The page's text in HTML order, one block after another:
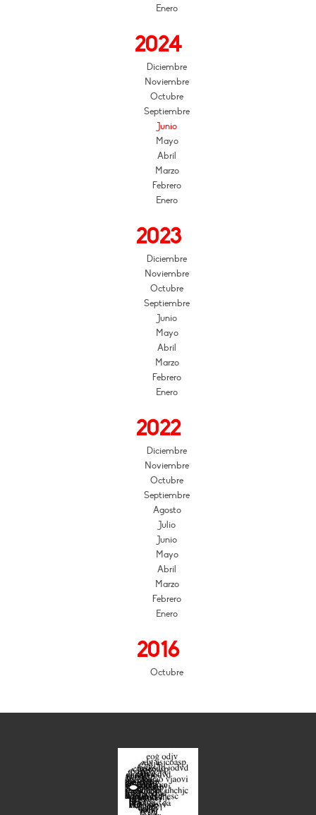
Enero
2024
Diciembre
Noviembre
Octubre
Septiembre
Junio
Mayo
Abril
Marzo
Febrero
Enero
2023
Diciembre
Noviembre
Octubre
Septiembre
Junio
Mayo
Abril
Marzo
Febrero
Enero
2022
Diciembre
Noviembre
Octubre
Septiembre
Agosto
Julio
Junio
Mayo
Abril
Marzo
Febrero
Enero
2016
Octubre